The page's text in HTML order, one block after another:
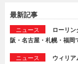
最新記事
ニュース
ローリ
阪・名古屋・札幌・福
ニュース ウィリ